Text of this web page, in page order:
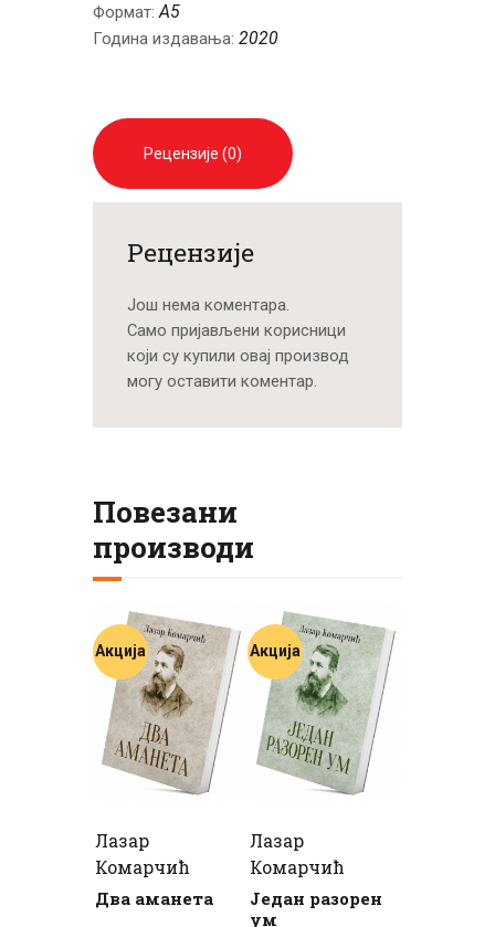
Формат:A5
Година издавања: 2020
Рецензије (0)
Рецензије
Још нема коментара.
Само пријављени корисници
који су купили овај производ
могу оставити коментар.
Повезани
производи
Акција
Лазар
Комарчић
Два аманета
Акција
Лазар
Комарчић
Један разорен
ум